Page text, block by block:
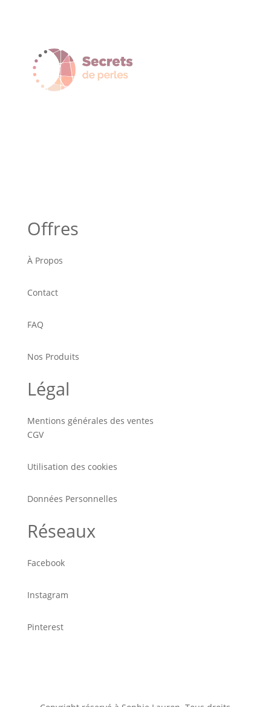
Offres
À Propos
Contact
FAQ
Nos Produits
Légal
Mentions générales des ventes
CGV
Utilisation des cookies
Données Personnelles
Réseaux
Facebook
Instagram
Pinterest